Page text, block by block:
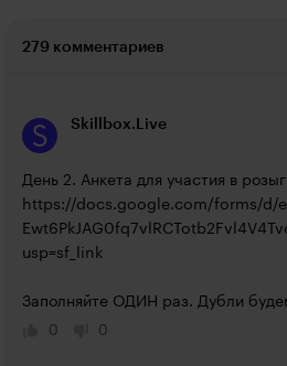
279 комментариев
Skillbox.Live
https://docs.google.com/forms/d/
usp=sf_link
Заполняйте ОДИН раз. Дубли
0
0